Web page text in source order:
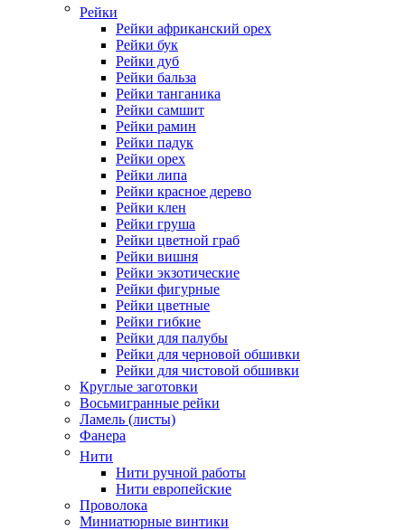
Рейки
Рейки африканский орех
Рейки бук
Рейки дуб
Рейки бальза
Рейки танганика
Рейки самшит
Рейки рамин
Рейки падук
Рейки орех
Рейки липа
Рейки красное дерево
Рейки клен
Рейки груша
Рейки цветной граб
Рейки вишня
Рейки экзотические
Рейки фигурные
Рейки цветные
Рейки гибкие
Рейки для палубы
Рейки для черновой обшивки
Рейки для чистовой обшивки
Круглые заготовки
Восьмигранные рейки
Ламель (листы)
Фанера
Нити
Нити ручной работы
Нити европейские
Проволока
Миниатюрные винтики